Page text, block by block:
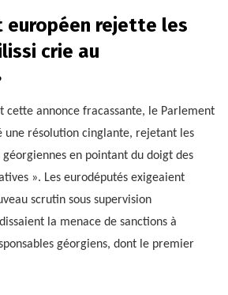
européen rejette les
crie au
cette annonce fracassante, le Parlement
une résolution cinglante, rejetant les
en pointant du doigt des
». Les eurodéputés exigeaient
scrutin sous supervision
la menace de sanctions à
géorgiens, dont le premier